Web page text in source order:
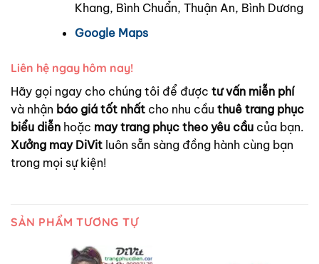
Khang, Bình Chuẩn, Thuận An, Bình Dương
Google Maps
Liên hệ ngay hôm nay!
Hãy gọi ngay cho chúng tôi để được tư vấn miễn phí
và nhận báo giá tốt nhất cho nhu cầu thuê trang phục
biểu diễn hoặc may trang phục theo yêu cầu của bạn.
Xưởng may DiVit luôn sẵn sàng đồng hành cùng bạn
trong mọi sự kiện!
SẢN PHẨM TƯƠNG TỰ